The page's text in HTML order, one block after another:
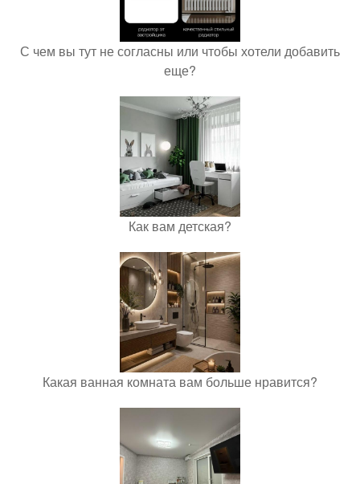
С чем вы тут не согласны или чтобы хотели добавить
еще?
Как вам детская?
Какая ванная комната вам больше нравится?